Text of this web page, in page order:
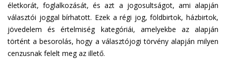
életkorát, foglalkozását, és azt a jogosultságot, ami alapján
választói joggal bírhatott. Ezek a régi jog, földbirtok, házbirtok,
jövedelem és értelmiség kategóriái, amelyekbe az alapján
történt a besorolás, hogy a választójogi törvény alapján milyen
cenzusnak felelt meg az illető.